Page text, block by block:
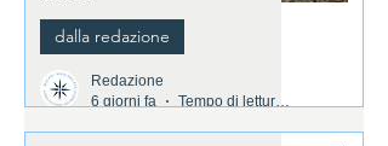
dalla redazione
Redazione
6 giorni fa